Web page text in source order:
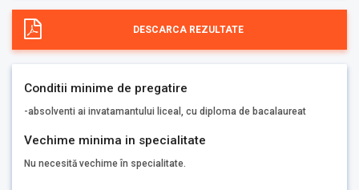
DESCARCA REZULTATE
Conditii minime de pregatire
-absolventi ai invatamantului liceal, cu diploma de bacalaureat
Vechime minima in specialitate
Nu necesită vechime în specialitate.